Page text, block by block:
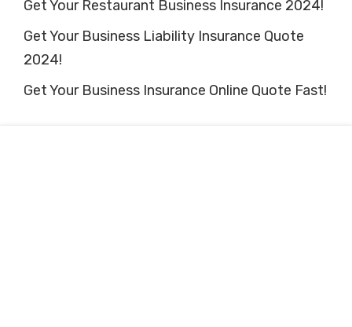
Get Your Restaurant Business Insurance 2024!
Get Your Business Liability Insurance Quote
2024!
Get Your Business Insurance Online Quote Fast!